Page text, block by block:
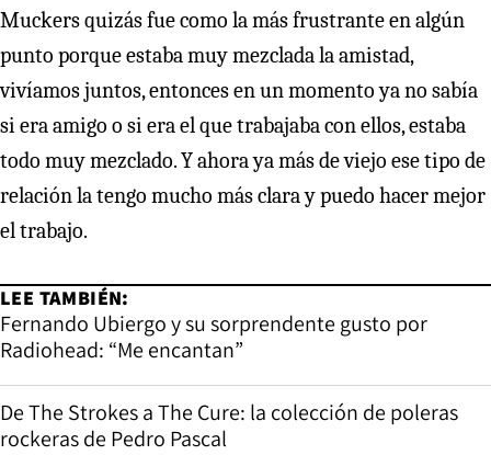
Muckers quizás fue como la más frustrante en algún
punto porque estaba muy mezclada la amistad,
vivíamos juntos, entonces en un momento ya no sabía
si era amigo o si era el que trabajaba con ellos, estaba
todo muy mezclado. Y ahora ya más de viejo ese tipo de
relación la tengo mucho más clara y puedo hacer mejor
el trabajo.
LEE TAMBIÉN:
Fernando Ubiergo y su sorprendente gusto por
Radiohead: “Me encantan”
De The Strokes a The Cure: la colección de poleras
rockeras de Pedro Pascal